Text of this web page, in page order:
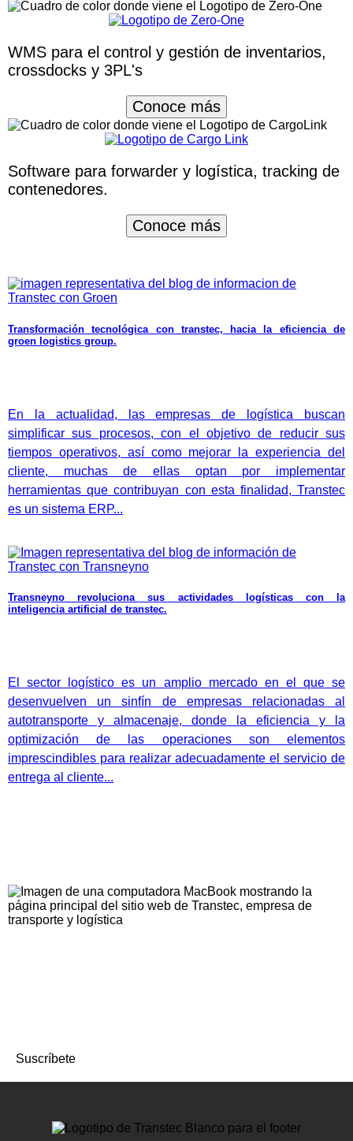
WMS para el control y gestión de inventarios,
crossdocks y 3PL's
Conoce más
Software para forwarder y logística, tracking de
contenedores.
Conoce más
Transformación tecnológica con transtec, hacia la eficiencia de
groen logistics group.
En la actualidad, las empresas de logística buscan
simplificar sus procesos, con el objetivo de reducir sus
tiempos operativos, así como mejorar la experiencia del
cliente, muchas de ellas optan por implementar
herramientas que contribuyan con esta finalidad, Transtec
es un sistema ERP...
Transneyno revoluciona sus actividades logísticas con la
inteligencia artificial de transtec.
El sector logístico es un amplio mercado en el que se
desenvuelven un sinfín de empresas relacionadas al
autotransporte y almacenaje, donde la eficiencia y la
optimización de las operaciones son elementos
imprescindibles para realizar adecuadamente el servicio de
entrega al cliente...
Suscríbete